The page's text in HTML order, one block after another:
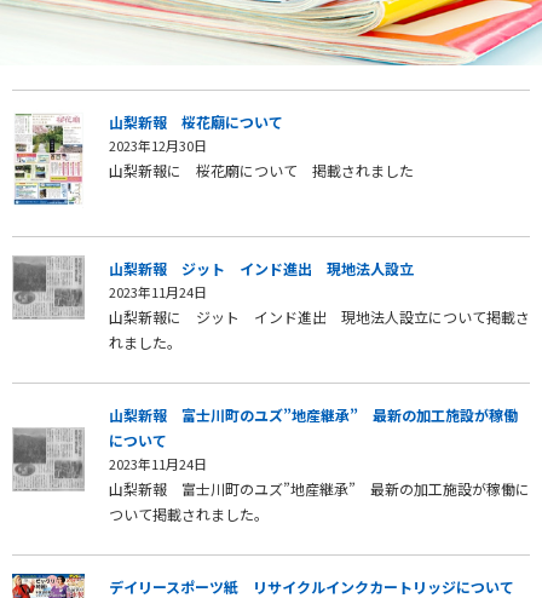
山梨新報 桜花廟について
2023年12月30日
山梨新報に 桜花廟について 掲載されました
山梨新報 ジット インド進出 現地法人設立
2023年11月24日
山梨新報に ジット インド進出 現地法人設立について掲載さ
れました。
山梨新報 富士川町のユズ”地産継承” 最新の加工施設が稼働
について
2023年11月24日
山梨新報 富士川町のユズ”地産継承” 最新の加工施設が稼働に
ついて掲載されました。
デイリースポーツ紙 リサイクルインクカートリッジについて